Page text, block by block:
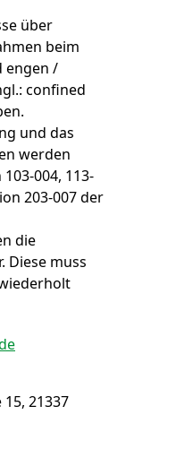
über
beim
engen /
confined
und das
werden
004, 113-
203-007 der
die
Diese muss
21337